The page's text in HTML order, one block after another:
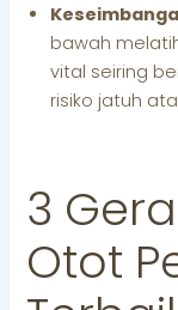
bawah
vital seiring
risiko jatuh
3
Otot